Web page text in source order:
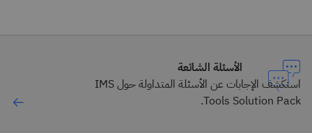
الأسئلة الشائعة
استكشف الإجابات عن الأسئلة المتداولة حول IMS
Tools Solution Pack.